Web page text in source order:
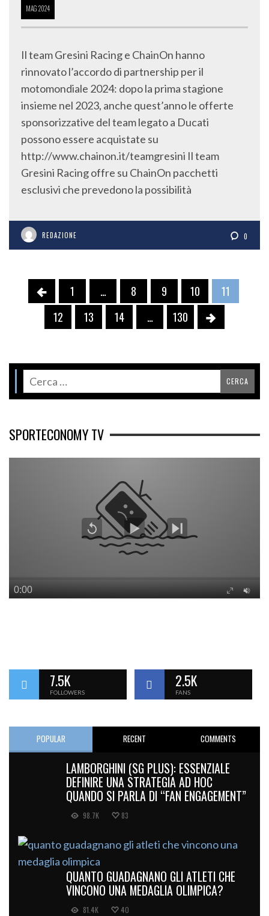
MAG2024
Il team Gresini Racing e ChainOn hanno
rinnovato l’accordo di partnership per il
motomondiale 2024: dopo la prima stagione
insieme nel 2023, anche quest’anno le offerte
sponsorizzative del team legato a Ducati
possono essere acquistate su
http://www.chainon.it/teamgresini Il team
Gresini Racing offre su ChainOn pacchetti
esclusivi che prevedono la possibilità
REDAZIONE 0
1 … 8 9 10
11
12
13 14 … 130
SPORTECONOMY TV
7.5K
FOLLOWERS
2.5K
FANS
POPULAR RECENT COMMENTS
LAMBORGHINI (SG PLUS): ESSENZIALE
DEFINIRE UNA STRATEGIA AD HOC
QUANDO SI PARLA DI “FAN ENGAGEMENT”
98.7K 83
QUANTO GUADAGNANO GLI ATLETI CHE
VINCONO UNA MEDAGLIA OLIMPICA?
81.4K 40